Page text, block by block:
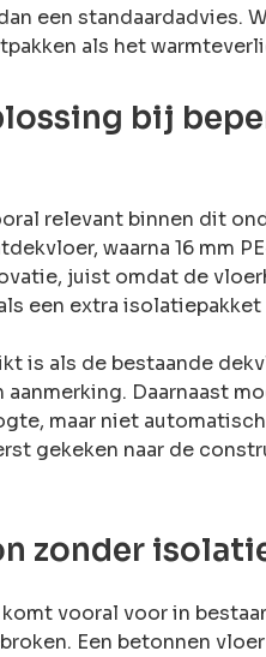
een standaardadvies.
als het
bij
relevant binnen dit
waarna 16 mm
juist omdat de
een extra isolatiepakket
is als de bestaande
Daarnaast
maar niet
gekeken naar de
zonder
vooral voor in
Een betonnen